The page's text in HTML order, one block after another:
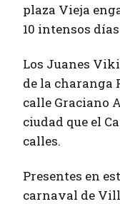
plaza Vieja
10 intensos
Los Juanes
de la charanga
calle Graciano
ciudad que el
calles.
Presentes en
carnaval de